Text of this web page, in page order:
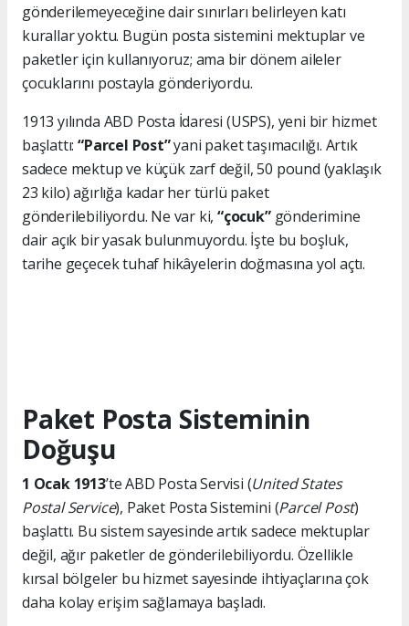
gönderilemeyeceğine dair sınırları belirleyen katı
kurallar yoktu. Bugün posta sistemini mektuplar ve
paketler için kullanıyoruz; ama bir dönem aileler
çocuklarını postayla gönderiyordu.
1913 yılında ABD Posta İdaresi (USPS), yeni bir hizmet
başlattı:“Parcel Post”yani paket taşımacılığı. Artık
sadece mektup ve küçük zarf değil, 50 pound (yaklaşık
23 kilo) ağırlığa kadar her türlü paket
gönderilebiliyordu. Ne var ki,“çocuk”gönderimine
dair açık bir yasak bulunmuyordu. İşte bu boşluk,
tarihe geçecek tuhaf hikâyelerin doğmasına yol açtı.
Paket Posta Sisteminin
Doğuşu
1 Ocak 1913’te ABD Posta Servisi (United States
Postal Service), Paket Posta Sistemini (Parcel Post)
başlattı. Bu sistem sayesinde artık sadece mektuplar
değil, ağır paketler de gönderilebiliyordu. Özellikle
kırsal bölgeler bu hizmet sayesinde ihtiyaçlarına çok
daha kolay erişim sağlamaya başladı.